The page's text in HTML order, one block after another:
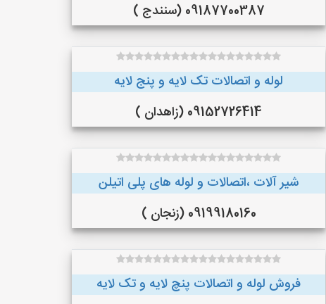
09187700387 (سنندج )
لوله و اتصالات تک لایه و پنج لایه
09152726414 (زاهدان )
شیر آلات ،اتصالات و لوله های پلی اتیلن
09199180160 (زنجان )
فروش لوله و اتصالات پنچ لایه و تک لایه